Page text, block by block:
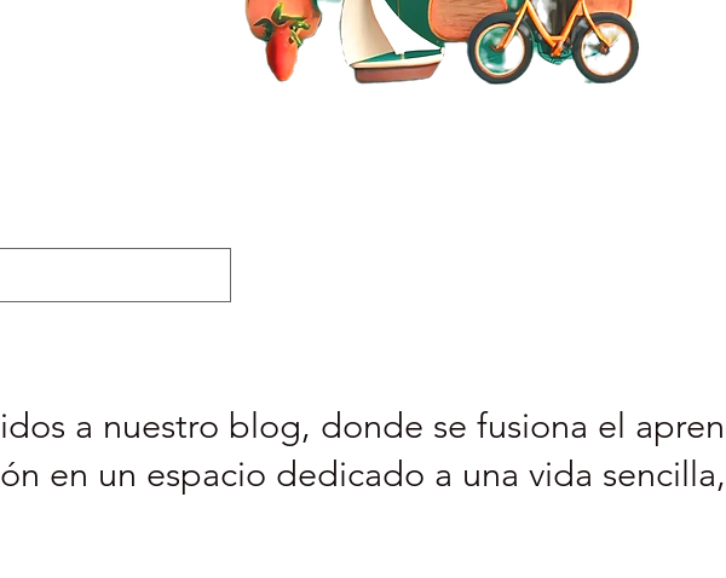
a nuestro blog, donde se fusiona el
en un espacio dedicado a una vida